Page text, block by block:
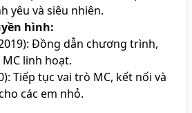
yêu và siêu nhiên.
hình:
Đồng dẫn chương trình,
linh hoạt.
Tiếp tục vai trò MC, kết nối và
các em nhỏ.